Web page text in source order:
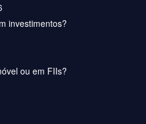
investimentos?
ou em FIIs?